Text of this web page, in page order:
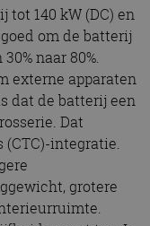
140 kW (DC) en
om de batterij
naar 80%.
externe apparaten
dat de batterij een
Dat
(CTC)-integratie.
grotere